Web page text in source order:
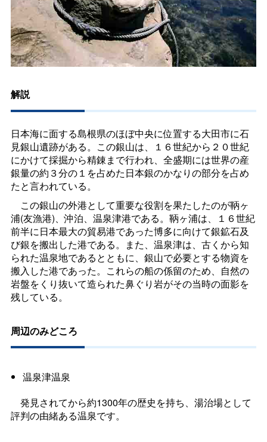
解説
日本海に面する島根県のほぼ中央に位置する大田市に石
見銀山遺跡がある。この銀山は、１６世紀から２０世紀
にかけて採掘から精錬まで行われ、全盛期には世界の産
銀量の約３分の１を占めた日本銀のかなりの部分を占め
たと言われている。
この銀山の外港として重要な役割を果たしたのが鞆ヶ
浦(友漁港)、沖泊、温泉津港である。鞆ヶ浦は、１６世紀
前半に日本最大の貿易港であった博多に向けて銀鉱石及
び銀を搬出した港である。また、温泉津は、古くから知
られた温泉地であるとともに、銀山で必要とする物資を
搬入した港であった。これらの船の係留のため、自然の
岩盤をくり抜いて造られた鼻ぐり岩がその当時の面影を
残している。
周辺のみどころ
温泉津温泉
発見されてから約1300年の歴史を持ち、湯治場として
評判の由緒ある温泉です。